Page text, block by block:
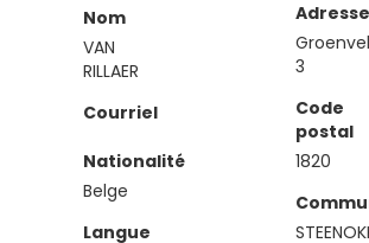
Nom
VAN
RILLAER
Courriel
Nationalité
Belge
Langue
Adresse
3
Code
postal
1820